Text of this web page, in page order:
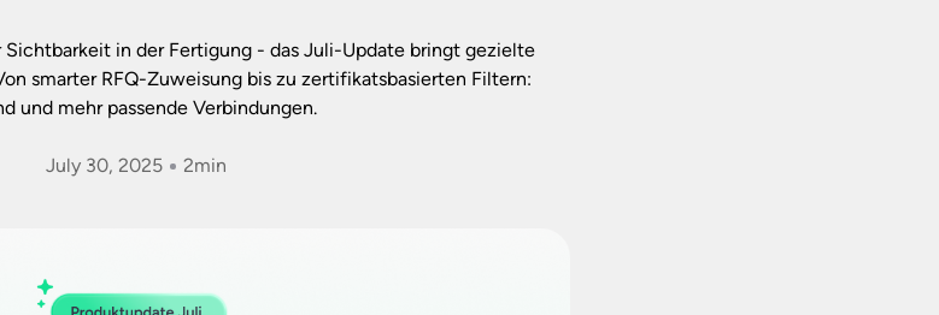
in der Fertigung - das Juli-Update bringt gezielte
smarter RFQ-Zuweisung bis zu zertifikatsbasierten Filtern:
und mehr passende Verbindungen.
July 30, 2025 2min